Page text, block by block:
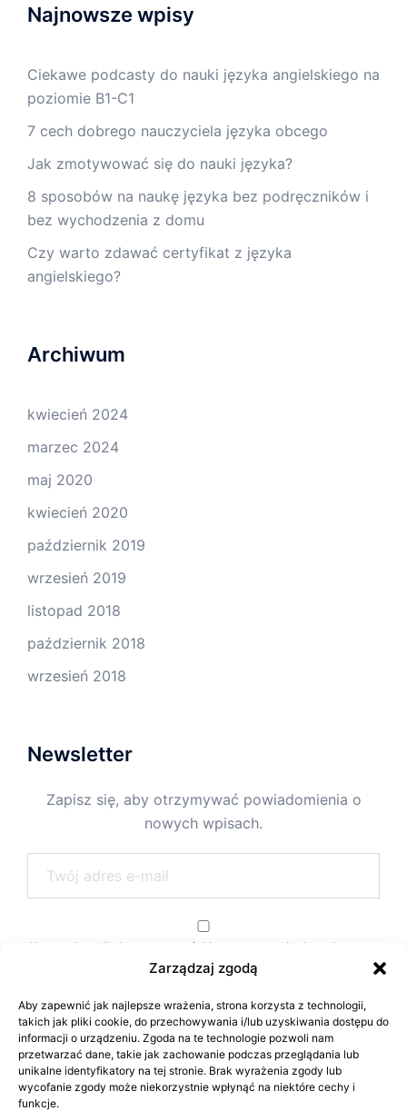
Zarządzaj zgodą
Aby zapewnić jak najlepsze wrażenia, strona korzysta z technologii,
takich jak pliki cookie, do przechowywania i/lub uzyskiwania dostępu do
informacji o urządzeniu. Zgoda na te technologie pozwoli nam
przetwarzać dane, takie jak zachowanie podczas przeglądania lub
unikalne identyfikatory na tej stronie. Brak wyrażenia zgody lub
wycofanie zgody może niekorzystnie wpłynąć na niektóre cechy i
funkcje.
Najnowsze wpisy
Ciekawe podcasty do nauki języka angielskiego na
poziomie B1-C1
7 cech dobrego nauczyciela języka obcego
Jak zmotywować się do nauki języka?
8 sposobów na naukę języka bez podręczników i
bez wychodzenia z domu
Czy warto zdawać certyfikat z języka
angielskiego?
Archiwum
kwiecień 2024
marzec 2024
maj 2020
kwiecień 2020
październik 2019
wrzesień 2019
listopad 2018
październik 2018
wrzesień 2018
Newsletter
Zapisz się, aby otrzymywać powiadomienia o
nowych wpisach.
Akceptuję politykę prywatności i przetwarzania danych.